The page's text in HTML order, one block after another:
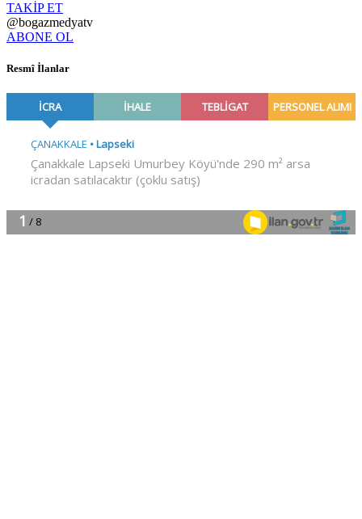
TAKİP ET
@bogazmedyatv
ABONE OL
Resmî İlanlar